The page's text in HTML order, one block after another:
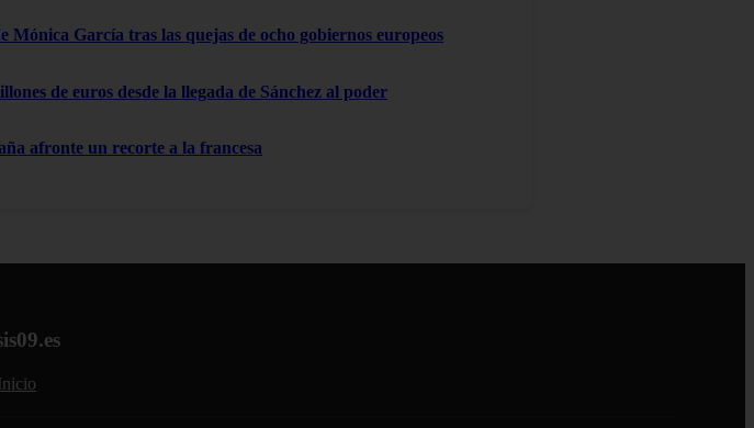
García tras las quejas de ocho gobiernos europeos
de euros desde la llegada de Sánchez al poder
afronte un recorte a la francesa